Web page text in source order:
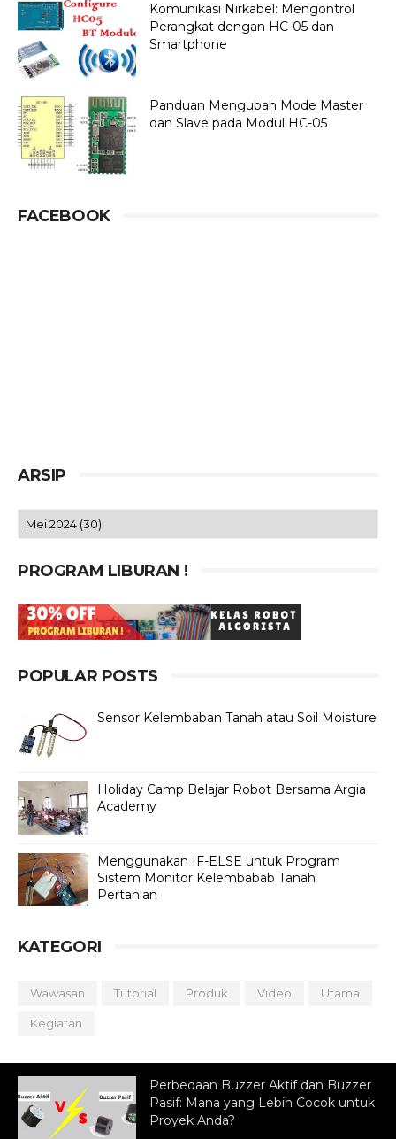
Komunikasi Nirkabel: Mengontrol
Perangkat dengan HC-05 dan
Smartphone
Panduan Mengubah Mode Master
dan Slave pada Modul HC-05
FACEBOOK
ARSIP
PROGRAM LIBURAN !
POPULAR POSTS
Sensor Kelembaban Tanah atau Soil Moisture
Holiday Camp Belajar Robot Bersama Argia
Academy
Menggunakan IF-ELSE untuk Program
Sistem Monitor Kelembabab Tanah
Pertanian
KATEGORI
Wawasan Tutorial Produk Video Utama
Kegiatan
Perbedaan Buzzer Aktif dan Buzzer
Pasif: Mana yang Lebih Cocok untuk
Proyek Anda?